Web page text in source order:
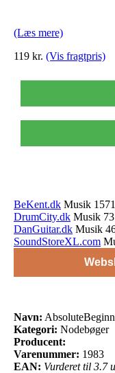
(Læs mere)
119 kr. (Vis fragtpris)
BeKent.dk Musik
DrumCity.dk Musik
DanGuitar.dk Musik
SoundStoreXL.com
Navn:
Kategori: Nodebøger
Producent:
Varenummer: 1983
EAN: Vurderet til 3.7